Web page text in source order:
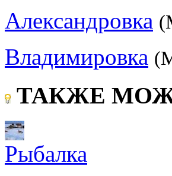
Александровка
Владимировка
ТАКЖЕ
Рыбалка